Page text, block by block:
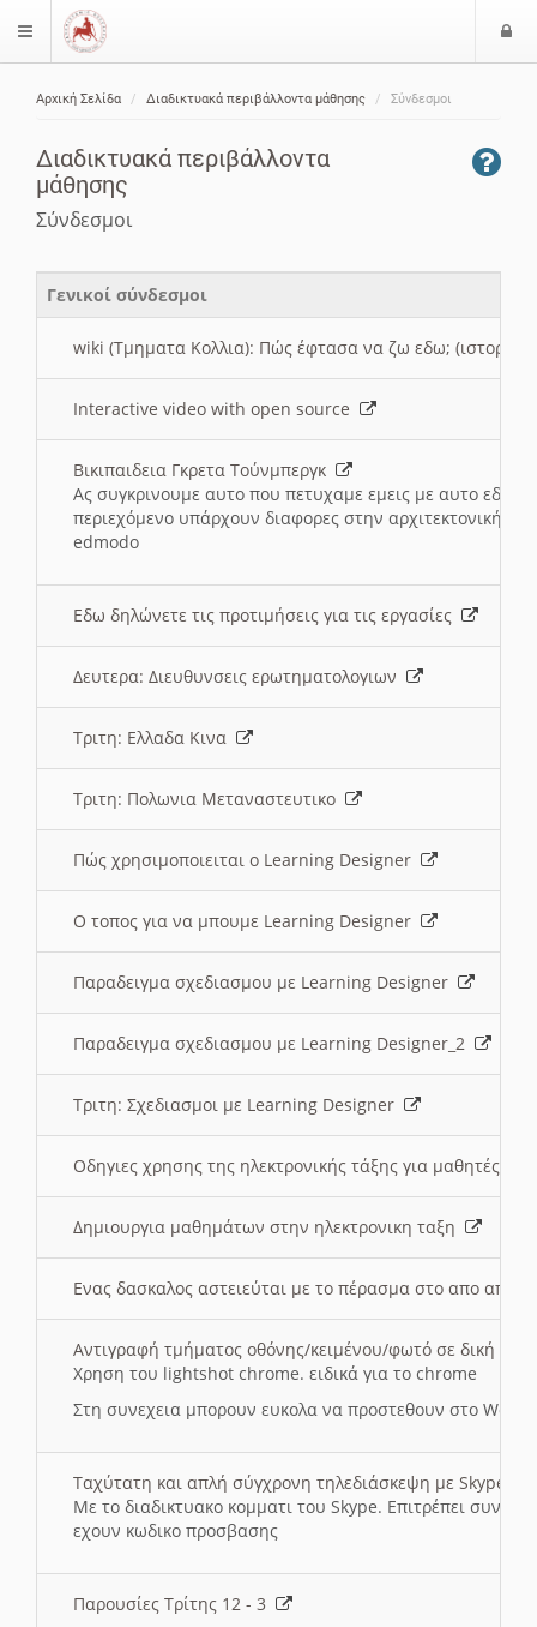
$langMenu
Αρχική Σελίδα Διαδικτυακά περιβάλλοντα μάθησης Σύνδεσμοι
Διαδικτυακά περιβάλλοντα
μάθησης
Σύνδεσμοι
Γενικοί σύνδεσμοι
wiki (Τμηματα Κολλια): Πώς έφτασα να ζω εδω; (ιστορια)
Interactive video with open source
Βικιπαιδεια Γκρετα Τούνμπεργκ
Ας συγκρινουμε αυτο που πετυχαμε εμεις με αυτο εδω
περιεχόμενο υπάρχουν διαφορες στην αρχιτεκτονική
edmodo
Εδω δηλώνετε τις προτιμήσεις για τις εργασίες
Δευτερα: Διευθυνσεις ερωτηματολογιων
Τριτη: Ελλαδα Κινα
Τριτη: Πολωνια Μεταναστευτικο
Πώς χρησιμοποιειται ο Learning Designer
O τοπος για να μπουμε Learning Designer
Παραδειγμα σχεδιασμου με Learning Designer
Παραδειγμα σχεδιασμου με Learning Designer_2
Τριτη: Σχεδιασμοι με Learning Designer
Οδηγιες χρησης της ηλεκτρονικής τάξης για μαθητές
Δημιουργια μαθημάτων στην ηλεκτρονικη ταξη
Ενας δασκαλος αστειεύται με το πέρασμα στο απο
Αντιγραφή τμήματος οθόνης/κειμένου/φωτό σε δική
Χρηση του lightshot chrome. ειδικά για το chrome
Στη συνεχεια μπορουν ευκολα να προστεθουν στο Word
Ταχύτατη και απλή σύγχρονη τηλεδιάσκεψη με Skype
Με το διαδικτυακο κομματι του Skype. Επιτρέπει
εχουν κωδικο προσβασης
Παρουσίες Τρίτης 12 - 3